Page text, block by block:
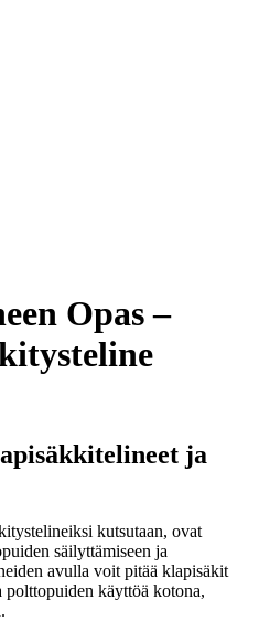
Opas –
ja
kutsutaan, ovat
säilyttämiseen ja
avulla voit pitää klapisäkit
polttopuiden käyttöä kotona,